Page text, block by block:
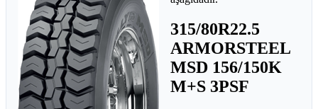
315/80R22.5
ARMORSTEEL
MSD 156/150K
M+S 3PSF